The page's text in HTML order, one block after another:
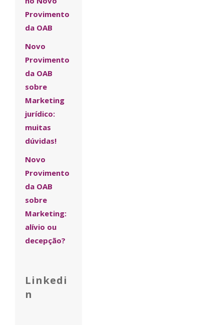
Provimento
da OAB
Novo
Provimento
da OAB
sobre
Marketing
jurídico:
muitas
dúvidas!
Novo
Provimento
da OAB
sobre
Marketing:
alívio ou
decepção?
Linkedi
n